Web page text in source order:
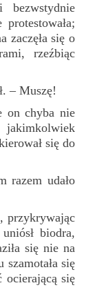
zaczęła się o
rzeźbiąc
– Muszę!
on chyba nie
się do
razem udało
przykrywając
biodra,
się nie na
się
ocierającą się